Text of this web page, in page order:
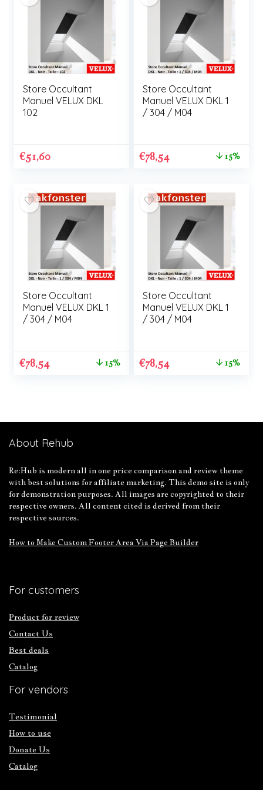
Store Occultant
Manuel VELUX DKL
102
€51,60
Store Occultant
Manuel VELUX DKL 1
/ 304 / M04
€78,54 15%
Store Occultant
Manuel VELUX DKL 1
/ 304 / M04
€78,54 15%
Store Occultant
Manuel VELUX DKL 1
/ 304 / M04
€78,54 15%
About Rehub
Re:Hub is modern all in one price comparison and review theme
with best solutions for affiliate marketing. This demo site is only
for demonstration purposes. All images are copyrighted to their
respective owners. All content cited is derived from their
respective sources.
How to Make Custom Footer Area Via Page Builder
For customers
Product for review
Contact Us
Best deals
Catalog
For vendors
Testimonial
How to use
Donate Us
Catalog